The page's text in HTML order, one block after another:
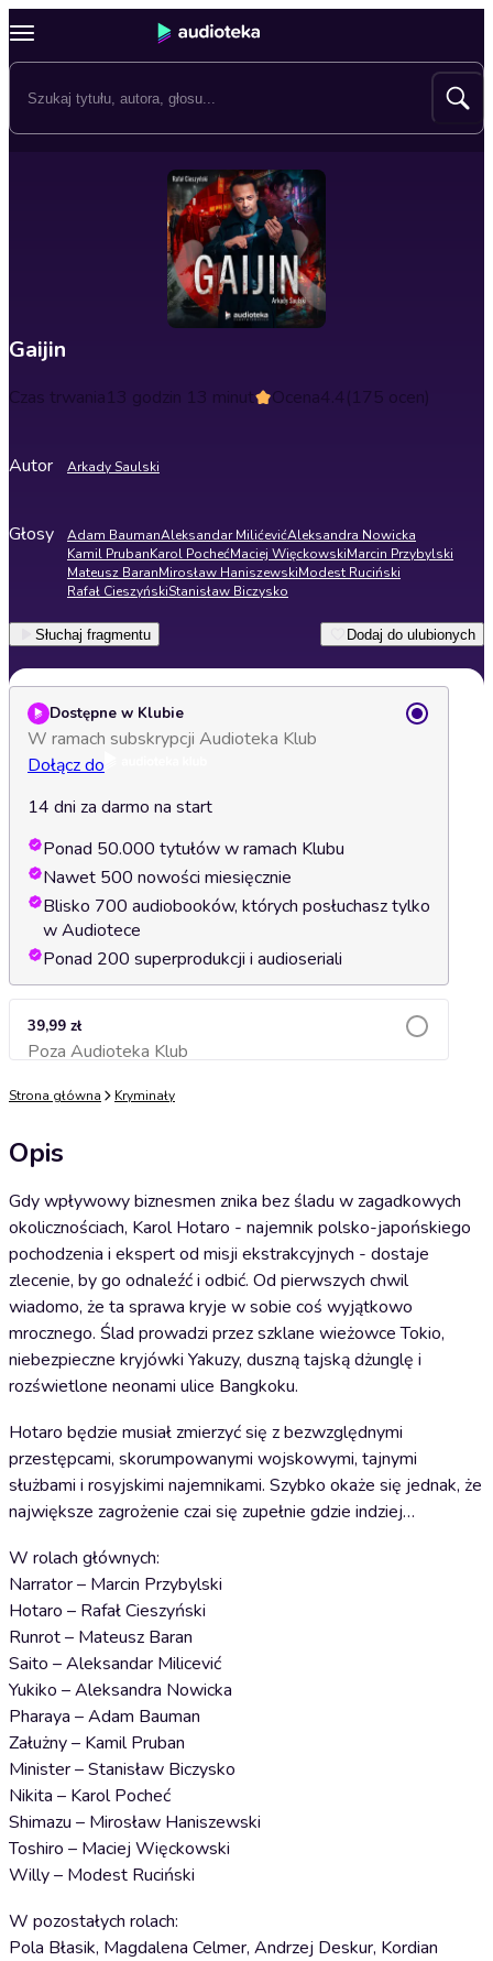
Gaijin
Czas trwania13 godzin 13 minut Ocena4.4(175 ocen)
Autor Arkady Saulski
Głosy Adam BaumanAleksandar MilićevićAleksandra Nowicka
Kamil PrubanKarol PochećMaciej WięckowskiMarcin Przybylski
Mateusz BaranMirosław HaniszewskiModest Ruciński
Rafał CieszyńskiStanisław Biczysko
Słuchaj fragmentu Dodaj do ulubionych
Dostępne w Klubie
W ramach subskrypcji Audioteka Klub
Dołącz do
14 dni za darmo na start
Ponad 50.000 tytułów w ramach Klubu
Nawet 500 nowości miesięcznie
Blisko 700 audiobooków, których posłuchasz tylko
w Audiotece
Ponad 200 superprodukcji i audioseriali
39,99 zł
Poza Audioteka KlubDodaj do koszyka
Strona główna Kryminały
Opis
Gdy wpływowy biznesmen znika bez śladu w zagadkowych
okolicznościach, Karol Hotaro - najemnik polsko-japońskiego
pochodzenia i ekspert od misji ekstrakcyjnych - dostaje
zlecenie, by go odnaleźć i odbić. Od pierwszych chwil
wiadomo, że ta sprawa kryje w sobie coś wyjątkowo
mrocznego. Ślad prowadzi przez szklane wieżowce Tokio,
niebezpieczne kryjówki Yakuzy, duszną tajską dżunglę i
rozświetlone neonami ulice Bangkoku.
Hotaro będzie musiał zmierzyć się z bezwzględnymi
przestępcami, skorumpowanymi wojskowymi, tajnymi
służbami i rosyjskimi najemnikami. Szybko okaże się jednak, że
największe zagrożenie czai się zupełnie gdzie indziej…
W rolach głównych:
Narrator – Marcin Przybylski
Hotaro – Rafał Cieszyński
Runrot – Mateusz Baran
Saito – Aleksandar Milicević
Yukiko – Aleksandra Nowicka
Pharaya – Adam Bauman
Załużny – Kamil Pruban
Minister – Stanisław Biczysko
Nikita – Karol Pocheć
Shimazu – Mirosław Haniszewski
Toshiro – Maciej Więckowski
Willy – Modest Ruciński
W pozostałych rolach:
Pola Błasik, Magdalena Celmer, Andrzej Deskur, Kordian